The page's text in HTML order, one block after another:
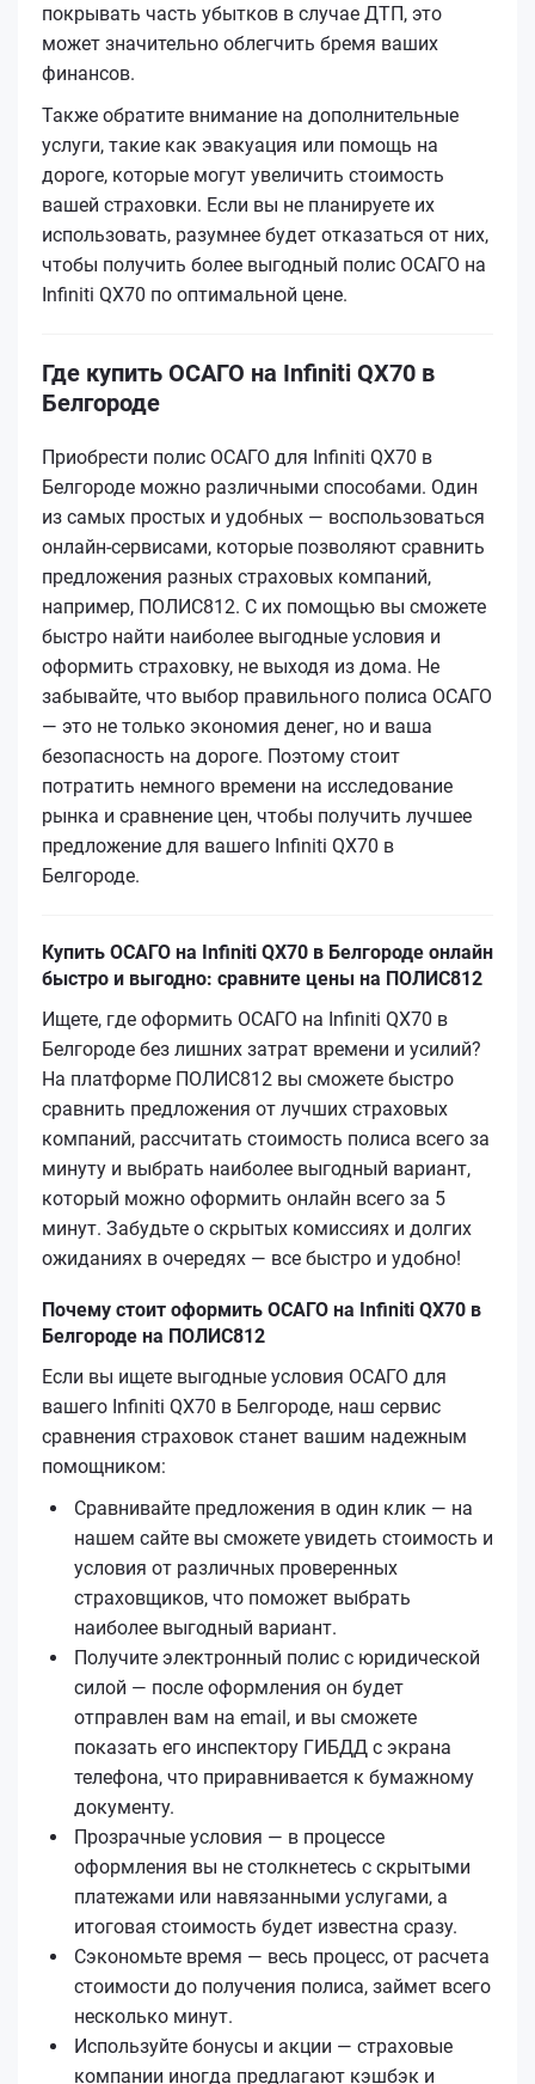
покрывать часть убытков в случае ДТП, это
может значительно облегчить бремя ваших
финансов.
Также обратите внимание на дополнительные
услуги, такие как эвакуация или помощь на
дороге, которые могут увеличить стоимость
вашей страховки. Если вы не планируете их
использовать, разумнее будет отказаться от них,
чтобы получить более выгодный полис ОСАГО на
Infiniti QX70 по оптимальной цене.
Где купить ОСАГО на Infiniti QX70 в
Белгороде
Приобрести полис ОСАГО для Infiniti QX70 в
Белгороде можно различными способами. Один
из самых простых и удобных — воспользоваться
онлайн-сервисами, которые позволяют сравнить
предложения разных страховых компаний,
например, ПОЛИС812. С их помощью вы сможете
быстро найти наиболее выгодные условия и
оформить страховку, не выходя из дома. Не
забывайте, что выбор правильного полиса ОСАГО
— это не только экономия денег, но и ваша
безопасность на дороге. Поэтому стоит
потратить немного времени на исследование
рынка и сравнение цен, чтобы получить лучшее
предложение для вашего Infiniti QX70 в
Белгороде.
Купить ОСАГО на Infiniti QX70 в Белгороде онлайн
быстро и выгодно: сравните цены на ПОЛИС812
Ищете, где оформить ОСАГО на Infiniti QX70 в
Белгороде без лишних затрат времени и усилий?
На платформе ПОЛИС812 вы сможете быстро
сравнить предложения от лучших страховых
компаний, рассчитать стоимость полиса всего за
минуту и выбрать наиболее выгодный вариант,
который можно оформить онлайн всего за 5
минут. Забудьте о скрытых комиссиях и долгих
ожиданиях в очередях — все быстро и удобно!
Почему стоит оформить ОСАГО на Infiniti QX70 в
Белгороде на ПОЛИС812
Если вы ищете выгодные условия ОСАГО для
вашего Infiniti QX70 в Белгороде, наш сервис
сравнения страховок станет вашим надежным
помощником:
Сравнивайте предложения в один клик — на
нашем сайте вы сможете увидеть стоимость и
условия от различных проверенных
страховщиков, что поможет выбрать
наиболее выгодный вариант.
Получите электронный полис с юридической
силой — после оформления он будет
отправлен вам на email, и вы сможете
показать его инспектору ГИБДД с экрана
телефона, что приравнивается к бумажному
документу.
Прозрачные условия — в процессе
оформления вы не столкнетесь с скрытыми
платежами или навязанными услугами, а
итоговая стоимость будет известна сразу.
Сэкономьте время — весь процесс, от расчета
стоимости до получения полиса, займет всего
несколько минут.
Используйте бонусы и акции — страховые
компании иногда предлагают кэшбэк и